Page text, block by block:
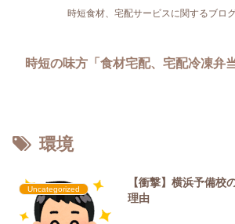
時短食材、宅配サービスに関するブロ
時短の味方「食材宅配、宅配冷凍弁
環境
Uncategorized
【衝撃】横浜予備校
理由